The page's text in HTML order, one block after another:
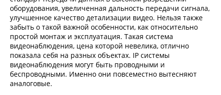
оборудования, увеличенная дальность передачи сигнала,
улучшенное качество детализации видео. Нельзя также
забыть о такой важной особенности, как относительно
простой монтаж и эксплуатация. Такая система
видеонаблюдения, цена которой невелика, отлично
показала себя на разных объектах. IP системы
видеонаблюдения могут быть проводными и
беспроводными. Именно они повсеместно вытесняют
аналоговые.